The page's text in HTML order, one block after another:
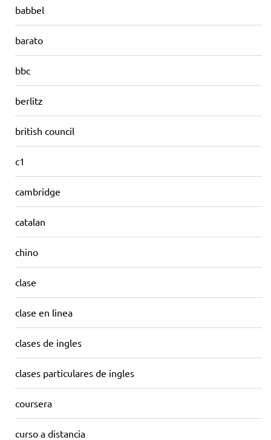
babbel
barato
bbc
berlitz
british council
c1
cambridge
catalan
chino
clase
clase en linea
clases de ingles
clases particulares de ingles
coursera
curso a distancia